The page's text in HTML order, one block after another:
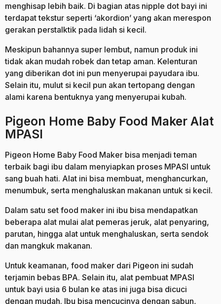
menghisap lebih baik. Di bagian atas nipple dot bayi ini
terdapat tekstur seperti ‘akordion’ yang akan merespon
gerakan perstalktik pada lidah si kecil.
Meskipun bahannya super lembut, namun produk ini
tidak akan mudah robek dan tetap aman. Kelenturan
yang diberikan dot ini pun menyerupai payudara ibu.
Selain itu, mulut si kecil pun akan tertopang dengan
alami karena bentuknya yang menyerupai kubah.
Pigeon Home Baby Food Maker Alat
MPASI
Pigeon Home Baby Food Maker bisa menjadi teman
terbaik bagi ibu dalam menyiapkan proses MPASI untuk
sang buah hati. Alat ini bisa membuat, menghancurkan,
menumbuk, serta menghaluskan makanan untuk si kecil.
Dalam satu set food maker ini ibu bisa mendapatkan
beberapa alat mulai alat pemeras jeruk, alat penyaring,
parutan, hingga alat untuk menghaluskan, serta sendok
dan mangkuk makanan.
Untuk keamanan, food maker dari Pigeon ini sudah
terjamin bebas BPA. Selain itu, alat pembuat MPASI
untuk bayi usia 6 bulan ke atas ini juga bisa dicuci
dengan mudah. Ibu bisa mencucinya dengan sabun,